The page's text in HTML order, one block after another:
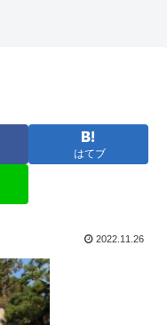
はてブ
2022.11.26